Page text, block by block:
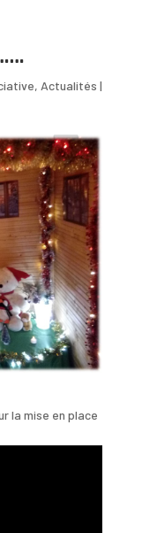
, Actualités |
la mise en place